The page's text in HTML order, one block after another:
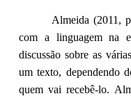
Almeida (2011,
com a linguagem na
discussão sobre as
um texto, dependendo
quem vai recebê-lo.